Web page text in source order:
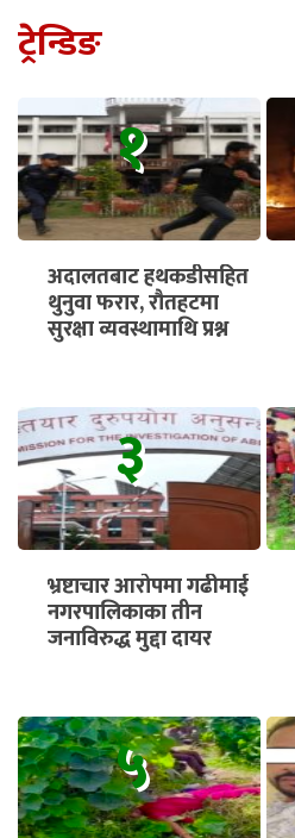
ट्रेन्डिङ
१
अदालतबाट हथकडीसहित
थुनुवा फरार, रौतहटमा
सुरक्षा व्यवस्थामाथि प्रश्न
३
भ्रष्टाचार आरोपमा गढीमाई
नगरपालिकाका तीन
जनाविरुद्ध मुद्दा दायर
५